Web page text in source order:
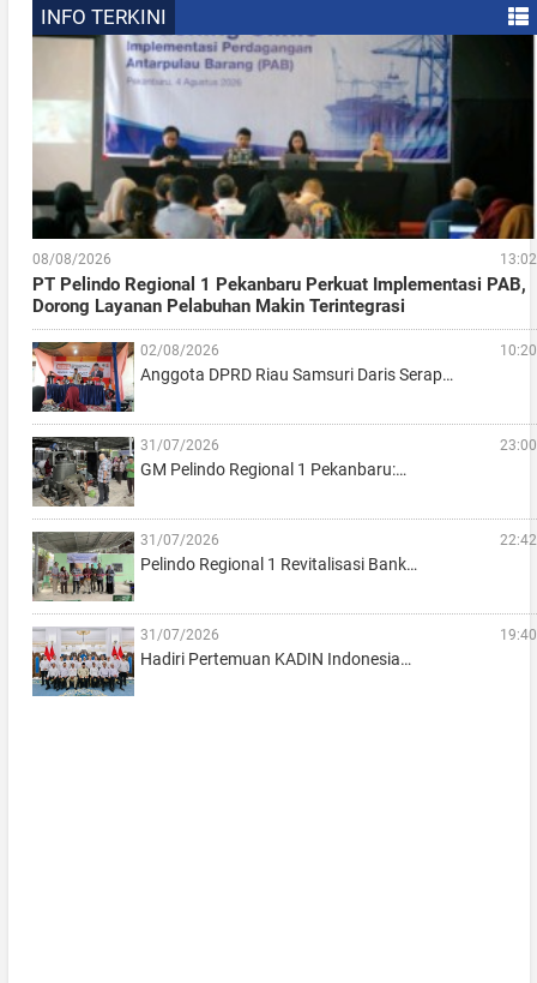
INFO TERKINI
08/08/2026 13:02
PT Pelindo Regional 1 Pekanbaru Perkuat Implementasi PAB,
Dorong Layanan Pelabuhan Makin Terintegrasi
02/08/2026 10:20
Anggota DPRD Riau Samsuri Daris Serap…
31/07/2026 23:00
GM Pelindo Regional 1 Pekanbaru:…
31/07/2026 22:42
Pelindo Regional 1 Revitalisasi Bank…
31/07/2026 19:40
Hadiri Pertemuan KADIN Indonesia…